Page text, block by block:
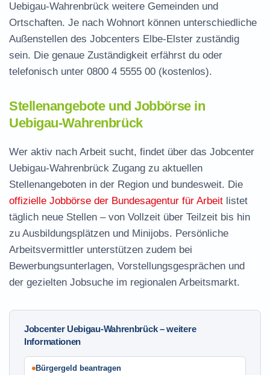
Uebigau-Wahrenbrück weitere Gemeinden und
Ortschaften. Je nach Wohnort können unterschiedliche
Außenstellen des Jobcenters Elbe-Elster zuständig
sein. Die genaue Zuständigkeit erfährst du oder
telefonisch unter 0800 4 5555 00 (kostenlos).
Stellenangebote und Jobbörse in
Uebigau-Wahrenbrück
Wer aktiv nach Arbeit sucht, findet über das Jobcenter
Uebigau-Wahrenbrück Zugang zu aktuellen
Stellenangeboten in der Region und bundesweit. Die
offizielle Jobbörse der Bundesagentur für Arbeit listet
täglich neue Stellen – von Vollzeit über Teilzeit bis hin
zu Ausbildungsplätzen und Minijobs. Persönliche
Arbeitsvermittler unterstützen zudem bei
Bewerbungsunterlagen, Vorstellungsgesprächen und
der gezielten Jobsuche im regionalen Arbeitsmarkt.
Jobcenter Uebigau-Wahrenbrück – weitere
Informationen
Bürgergeld beantragen